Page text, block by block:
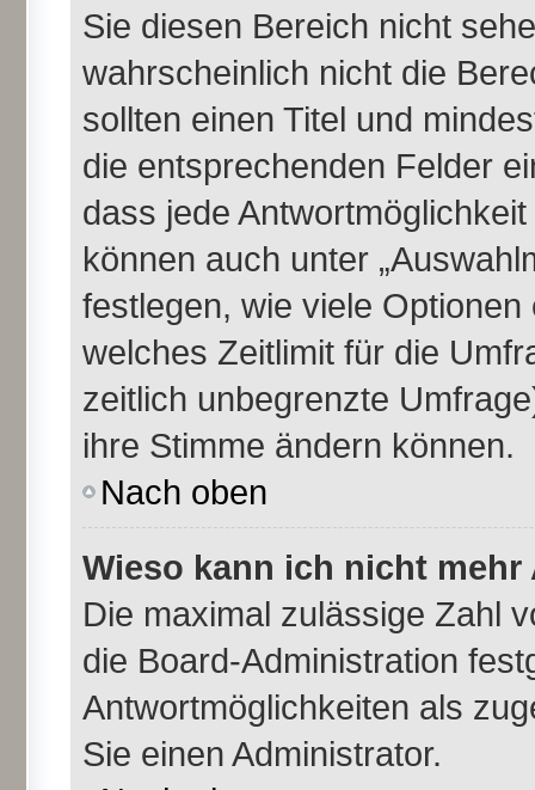
Sie diesen Bereich nicht
wahrscheinlich nicht die
sollten einen Titel und
die entsprechenden Felder
dass jede
können auch unter
festlegen, wie viele
welches Zeitlimit für die
zeitlich unbegrenzte
ihre Stimme ändern können.
Nach oben
Wieso kann ich nicht
Die maximal zulässige Zahl
die Board-Administration
Antwortmöglichkeiten als
Sie einen Administrator.